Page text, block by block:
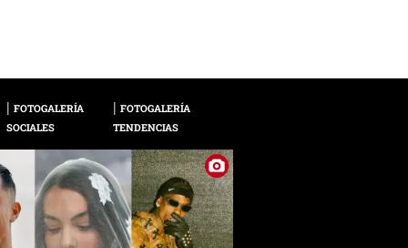
FOTOGALERÍA
SOCIALES
FOTOGALERÍA
TENDENCIAS